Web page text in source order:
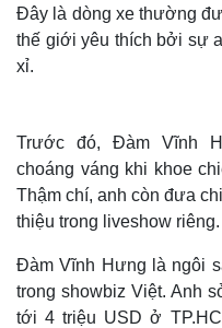
Đây là dòng xe thường
thế giới yêu thích bởi sự
xỉ.
Trước đó, Đàm Vĩnh
choáng váng khi khoe
Thậm chí, anh còn đưa
thiệu trong liveshow riêng.
Đàm Vĩnh Hưng là ngôi
trong showbiz Việt. Anh
tới 4 triệu USD ở